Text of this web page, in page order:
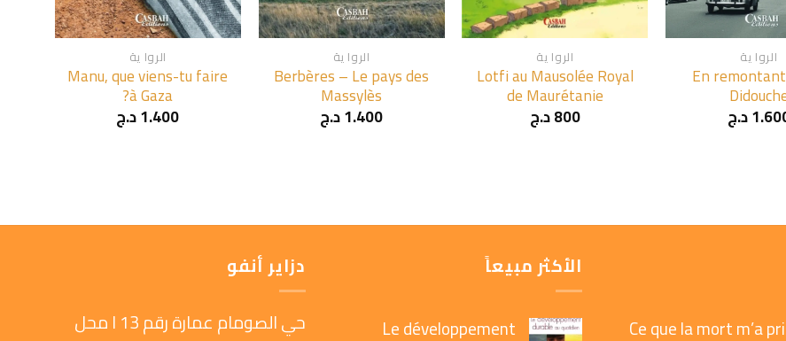
الروا ية
En
د.ج
+
الروا ية
Lotfi au Mausolée Royal
de Maurétanie
800د.ج
+
الروا ية
Berbères – Le pays des
Massylès
1.400د.ج
+
الروا ية
Manu, que viens-tu faire
à Gaza?
1.400د.ج
Ce que la mort m’a
الأكثر مبيعاً
Le développement
دزاير أنفو
حي الصومام عمارة رقم 13 ا محل